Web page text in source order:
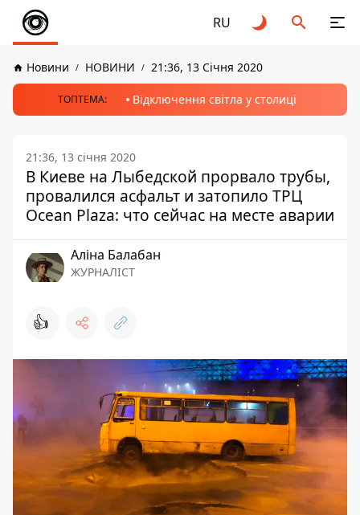
RU
Новини НОВИНИ 21:36, 13 Січня 2020
ТОПТЕМА: Відключення світла у столиці
21:36, 13 січня 2020
В Киеве на Лыбедской прорвало трубы,
провалился асфальт и затопило ТРЦ
Ocean Plaza: что сейчас на месте аварии
Аліна Балабан
ЖУРНАЛІСТ
👍